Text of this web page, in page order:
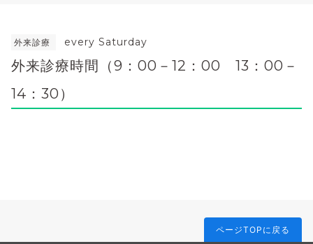
外来診療 every Saturday
外来診療時間（9：00－12：00 13：00－
14：30）
ページTOPに戻る